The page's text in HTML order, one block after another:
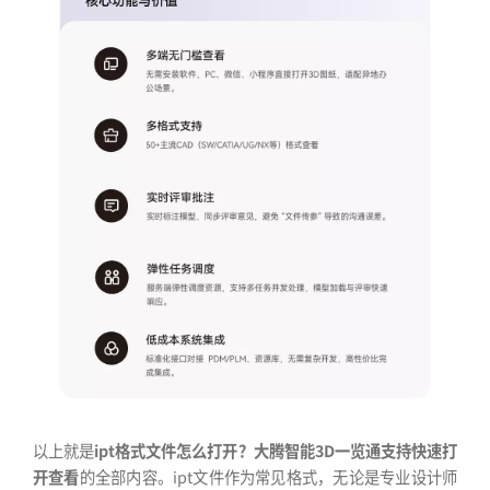
以上就是ipt格式文件怎么打开？大腾智能3D一览通支持快速打
开查看的全部内容。ipt文件作为常见格式，无论是专业设计师